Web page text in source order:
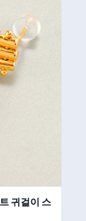
귀걸이 스